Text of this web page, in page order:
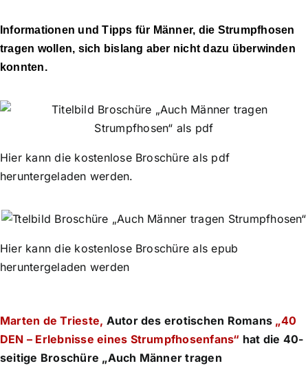
Informationen und Tipps für Männer, die Strumpfhosen
tragen wollen, sich bislang aber nicht dazu überwinden
konnten.
Hier kann die kostenlose Broschüre als pdf
heruntergeladen werden.
Hier kann die kostenlose Broschüre als epub
heruntergeladen werden
Marten de Trieste, Autor des erotischen Romans „40
DEN – Erlebnisse eines Strumpfhosenfans“ hat die 40-
seitige Broschüre „Auch Männer tragen